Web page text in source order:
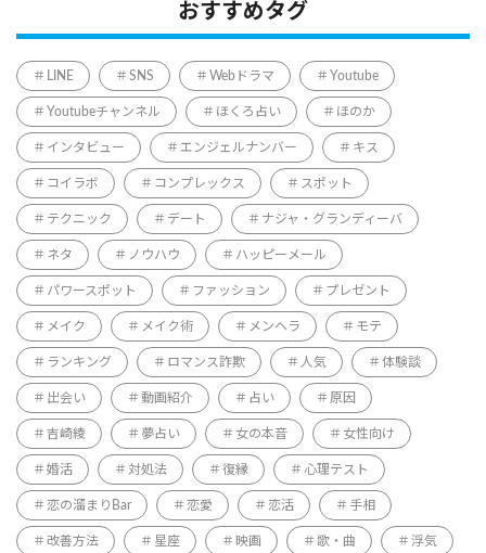
おすすめタグ
LINE SNS Webドラマ Youtube
Youtubeチャンネル ほくろ占い ほのか
インタビュー エンジェルナンバー キス
コイラボ コンプレックス スポット
テクニック デート ナジャ・グランディーバ
ネタ ノウハウ ハッピーメール
パワースポット ファッション プレゼント
メイク メイク術 メンヘラ モテ
ランキング ロマンス詐欺 人気 体験談
出会い 動画紹介 占い 原因
吉崎綾 夢占い 女の本音 女性向け
婚活 対処法 復縁 心理テスト
恋の溜まりBar 恋愛 恋活 手相
改善方法 星座 映画 歌・曲 浮気